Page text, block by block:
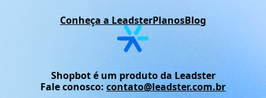
Conheça a LeadsterPlanosBlog
Shopbot é um produto da Leadster
Fale conosco: contato@leadster.com.br